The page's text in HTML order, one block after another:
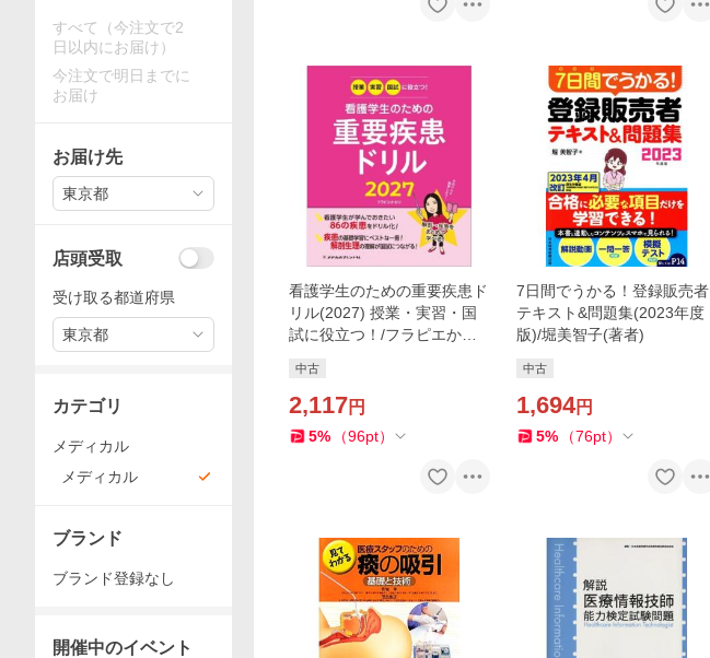
看護学生のための重要疾患ド
リル(2027) 授業・実習・国
試に役立つ！/フラピエかお
中古
2,117円
5% （96pt）
7日間でうかる！登録販売者
テキスト&問題集(2023年度
版)/堀美智子(著者)
中古
1,694円
5% （76pt）
すべて（今注文で2
日以内にお届け）
今注文で明日までに
お届け
お届け先
東京都
店頭受取
受け取る都道府県
東京都
カテゴリ
メディカル
メディカル
ブランド
ブランド登録なし
開催中のイベント